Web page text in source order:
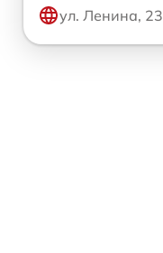
ул. Ленина, 23